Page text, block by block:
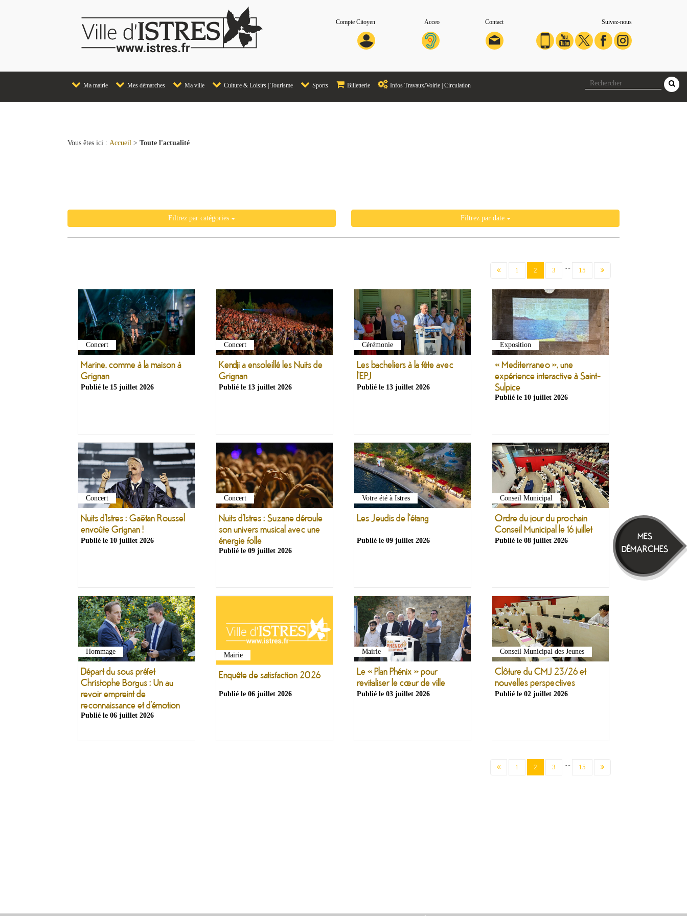
Compte Citoyen Acceo Contact Suivez-nous
Ma mairie Mes démarches Ma ville Culture & Loisirs | Tourisme Sports Billetterie Infos Travaux/Voirie | Circulation
MES
DÉMARCHES
Vous êtes ici : Accueil > Toute l'actualité
Filtrez par catégories Filtrez par date
1 2 (current)
3 .... 15
Concert
Marine, comme à la maison à
Grignan
Publié le 15 juillet 2026
Concert
Kendji a ensoleillé les Nuits de
Grignan
Publié le 13 juillet 2026
Cérémonie
Les bacheliers à la fête avec
l’EPJ
Publié le 13 juillet 2026
Exposition
« Mediterraneo », une
expérience interactive à Saint-
Sulpice
Publié le 10 juillet 2026
Concert
Nuits d’Istres : Gaëtan Roussel
envoûte Grignan !
Publié le 10 juillet 2026
Concert
Nuits d’Istres : Suzane déroule
son univers musical avec une
énergie folle
Publié le 09 juillet 2026
Votre été à Istres
Les Jeudis de l'étang
Publié le 09 juillet 2026
Conseil Municipal
Ordre du jour du prochain
Conseil Municipal le 16 juillet
Publié le 08 juillet 2026
Hommage
Départ du sous préfet
Christophe Borgus : Un au
revoir empreint de
reconnaissance et d’émotion
Publié le 06 juillet 2026
Mairie
Enquête de satisfaction 2026
Publié le 06 juillet 2026
Mairie
Le « Plan Phénix » pour
revitaliser le cœur de ville
Publié le 03 juillet 2026
Conseil Municipal des Jeunes
Clôture du CMJ 23/26 et
nouvelles perspectives
Publié le 02 juillet 2026
1 2 (current)
3 .... 15